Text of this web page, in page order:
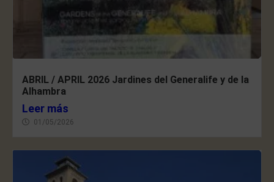
ABRIL / APRIL 2026 Jardines del Generalife y de la
Alhambra
Leer más
01/05/2026